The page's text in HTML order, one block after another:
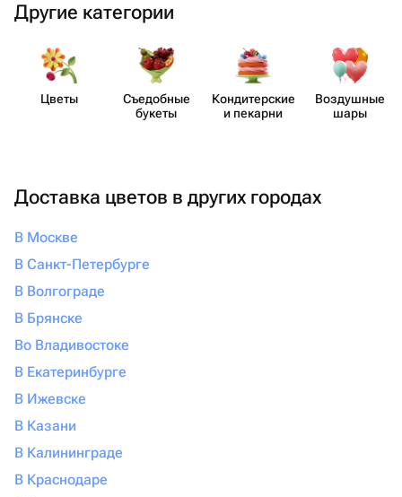
Другие категории
Цветы
Съедобные
букеты
Кондит​ерские
и пекарни
Воздушные
шары
Доставка цветов в других городах
В Москве
В Санкт-Петербурге
В Волгограде
В Брянске
Во Владивостоке
В Екатеринбурге
В Ижевске
В Казани
В Калининграде
В Краснодаре